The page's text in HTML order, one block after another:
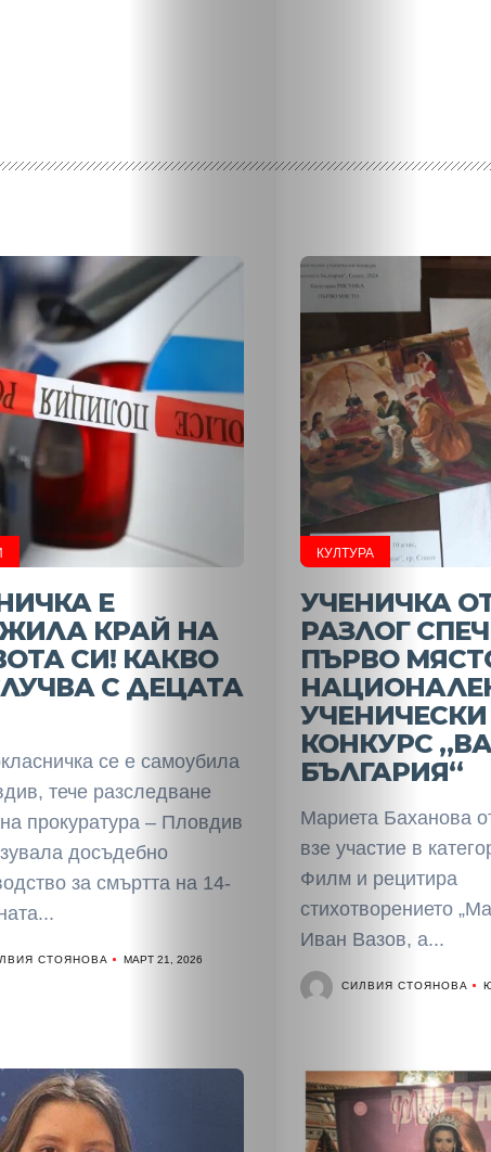
Е
КРАЙ НА
СИ! КАКВО
С ДЕЦАТА
се е самоубила
тече разследване
прокуратура – Пловдив
досъдебно
за смъртта на 14-
СТОЯНОВА МАРТ 21, 2026
КУЛТУРА
УЧЕНИЧКА
РАЗЛОГ
ПЪРВО
УЧЕНИЧЕСКИ
КОНКУРС
БЪЛГАРИЯ“
Мариета Баханова
взе участие в
Филм и рецитира
стихотворението
Иван Вазов, а...
СИЛВИЯ СТОЯНОВА